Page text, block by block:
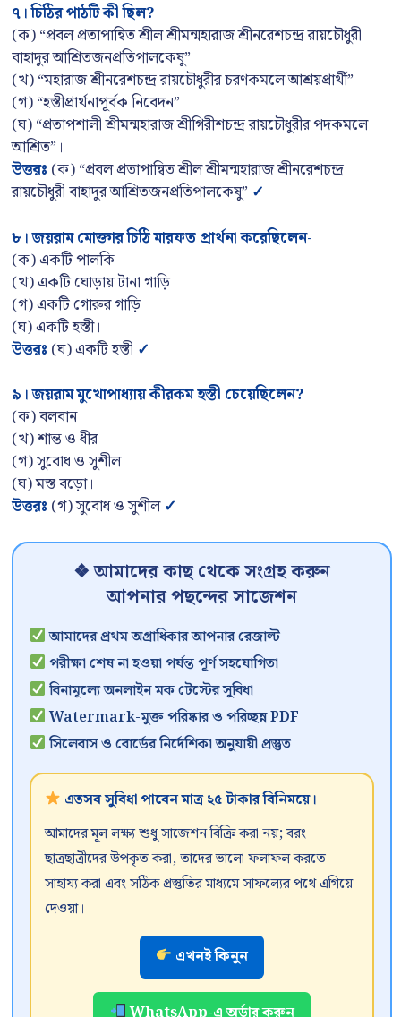
৭।চিঠির পাঠটি কী ছিল?
(ক) “প্রবল প্রতাপান্বিত শ্রীল শ্রীমন্মহারাজ শ্রীনরেশচন্দ্র রায়চৌধুরী
বাহাদুর আশ্রিতজনপ্রতিপালকেষু”
(খ) “মহারাজ শ্রীনরেশচন্দ্র রায়চৌধুরীর চরণকমলে আশ্রয়প্রার্থী”
(গ) “হস্তীপ্রার্থনাপূর্বক নিবেদন”
(ঘ) “প্রতাপশালী শ্রীমন্মহারাজ শ্রীগিরীশচন্দ্র রায়চৌধুরীর পদকমলে
আশ্রিত”।
উত্তরঃ (ক) “প্রবল প্রতাপান্বিত শ্রীল শ্রীমন্মহারাজ শ্রীনরেশচন্দ্র
রায়চৌধুরী বাহাদুর আশ্রিতজনপ্রতিপালকেষু” ✓
৮।জয়রাম মোক্তার চিঠি মারফত প্রার্থনা করেছিলেন-
(ক) একটি পালকি
(খ) একটি ঘোড়ায় টানা গাড়ি
(গ) একটি গোরুর গাড়ি
(ঘ) একটি হস্তী।
উত্তরঃ (ঘ) একটি হস্তী ✓
৯ ।জয়রাম মুখোপাধ্যায় কীরকম হস্তী চেয়েছিলেন?
(ক) বলবান
(খ) শান্ত ও ধীর
(গ) সুবোধ ও সুশীল
(ঘ) মস্ত বড়ো।
উত্তরঃ (গ) সুবোধ ও সুশীল✓
❖ আমাদের কাছ থেকে সংগ্রহ করুন
আপনার পছন্দের সাজেশন
আমাদের প্রথম অগ্রাধিকার আপনার রেজাল্ট
পরীক্ষা শেষ না হওয়া পর্যন্ত পূর্ণ সহযোগিতা
বিনামূল্যে অনলাইন মক টেস্টের সুবিধা
Watermark-মুক্ত পরিষ্কার ও পরিচ্ছন্ন PDF
সিলেবাস ও বোর্ডের নির্দেশিকা অনুযায়ী প্রস্তুত
এতসব সুবিধা পাবেন মাত্র ২৫ টাকার বিনিময়ে।
আমাদের মূল লক্ষ্য শুধু সাজেশন বিক্রি করা নয়; বরং
ছাত্রছাত্রীদের উপকৃত করা, তাদের ভালো ফলাফল করতে
সাহায্য করা এবং সঠিক প্রস্তুতির মাধ্যমে সাফল্যের পথে এগিয়ে
দেওয়া।
এখনই কিনুন
WhatsApp-এ অর্ডার করুন